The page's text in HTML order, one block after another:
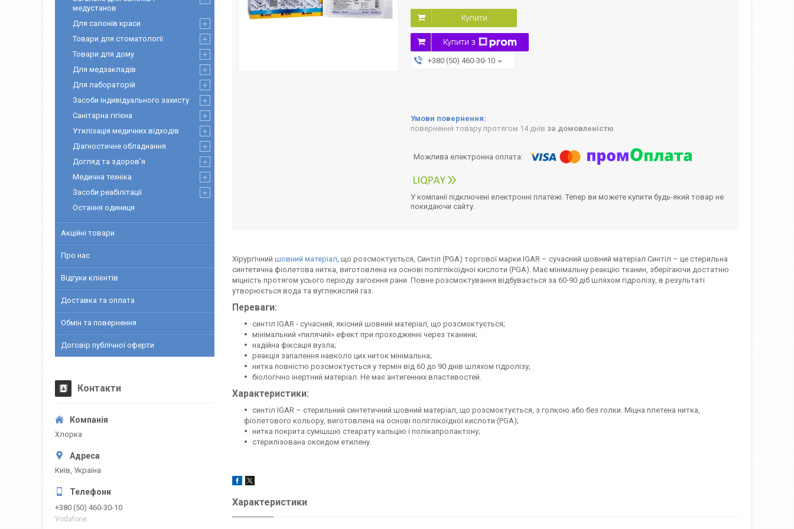
Купити
Купити з
+380 (50) 460-30-10
повернення товару протягом 14 днів за домовленістю
У компанії підключені електронні платежі. Тепер ви можете купити будь-який товар не
покидаючи сайту.
Хірургічний шовний матеріал, що розсмоктується, Синтіл (PGA) торгової марки IGAR – сучасний шовний матеріал.Синтіл – це стерильна
синтетична фіолетова нитка, виготовлена на основі поліглікоїдної кислоти (PGA). Має мінімальну реакцію тканин, зберігаючи достатню
міцність протягом усього періоду загоєння рани. Повне розсмоктування відбувається за 60-90 діб шляхом гідролізу, в результаті
утворюється вода та вуглекислий газ.
Переваги:
синтіл IGAR - сучасний, якісний шовний матеріал, що розсмоктується;
мінімальний «пилячий» ефект при проходженні через тканини;
надійна фіксація вузла;
реакція запалення навколо цих ниток мінімальна;
нитка повністю розсмоктується у термін від 60 до 90 днів шляхом гідролізу;
біологічно інертний матеріал. Не має антигенних властивостей.
Характеристики:
синтіл IGAR – стерильний синтетичний шовний матеріал, що розсмоктується, з голкою або без голки. Міцна плетена нитка,
фіолетового кольору, виготовлена на основі поліглікоїдної кислоти (PGA);
нитка покрита сумішшю стеарату кальцію і полікапролактону;
стерилізована оксидом етилену.
Характеристики
медустанов
Для салонів краси
Товари для стоматології
Товари для дому
Для медзакладів
Для лабораторій
Засоби індивідуального захисту
Санітарна гігієна
Утилізація медичних відходів
Діагностичне обладнання
Догляд та здоров'я
Медична техніка
Засоби реабілітації
Остання одиниця
Акційні товари
Про нас
Відгуки клієнтів
Доставка та оплата
Обмін та повернення
Договір публічної оферти
Контакти
Хлорка
Київ, Україна
+380 (50) 460-30-10
Vodafone